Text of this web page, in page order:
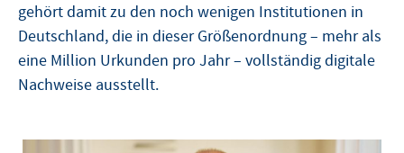
gehört damit zu den noch wenigen Institutionen in
Deutschland, die in dieser Größenordnung– mehr als
eine Million Urkunden pro Jahr – vollständig digitale
Nachweise ausstellt.